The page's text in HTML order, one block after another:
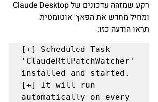
ומחיל מחדש את הפאץ' אוטומטית.
תראו הודעה כזו:
[+] Scheduled Task
'ClaudeRtlPatchWatcher'
installed and started.
[+] It will run
automatically on every